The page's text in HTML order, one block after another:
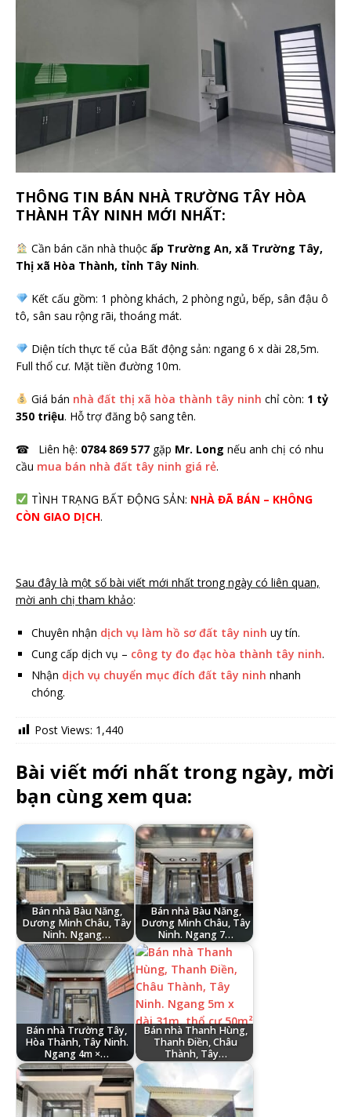
THÔNG TIN BÁN NHÀ TRƯỜNG TÂY HÒA
THÀNH TÂY NINH MỚI NHẤT:
Cần bán căn nhà thuộc ấp Trường An, xã Trường Tây,
Thị xã Hòa Thành, tỉnh Tây Ninh.
Kết cấu gồm: 1 phòng khách, 2 phòng ngủ, bếp, sân đậu ô
tô, sân sau rộng rãi, thoáng mát.
Diện tích thực tế của Bất động sản: ngang 6 x dài 28,5m.
Full thổ cư. Mặt tiền đường 10m.
Giá bán nhà đất thị xã hòa thành tây ninh chỉ còn: 1 tỷ
350 triệu. Hỗ trợ đăng bộ sang tên.
☎ Liên hệ: 0784 869 577 gặp Mr. Long nếu anh chị có nhu
cầu mua bán nhà đất tây ninh giá rẻ.
TÌNH TRẠNG BẤT ĐỘNG SẢN: NHÀ ĐÃ BÁN – KHÔNG
CÒN GIAO DỊCH.
Sau đây là một số bài viết mới nhất trong ngày có liên quan,
mời anh chị tham khảo:
Chuyên nhận dịch vụ làm hồ sơ đất tây ninh uy tín.
Cung cấp dịch vụ – công ty đo đạc hòa thành tây ninh.
Nhận dịch vụ chuyển mục đích đất tây ninh nhanh
chóng.
Post Views: 1,440
Bài viết mới nhất trong ngày, mời
bạn cùng xem qua:
Bán nhà Bàu Năng,
Dương Minh Châu, Tây
Ninh. Ngang…
Bán nhà Bàu Năng,
Dương Minh Châu, Tây
Ninh. Ngang 7…
Bán nhà Trường Tây,
Hòa Thành, Tây Ninh.
Ngang 4m ×…
Bán nhà Thanh Hùng,
Thanh Điền, Châu
Thành, Tây…